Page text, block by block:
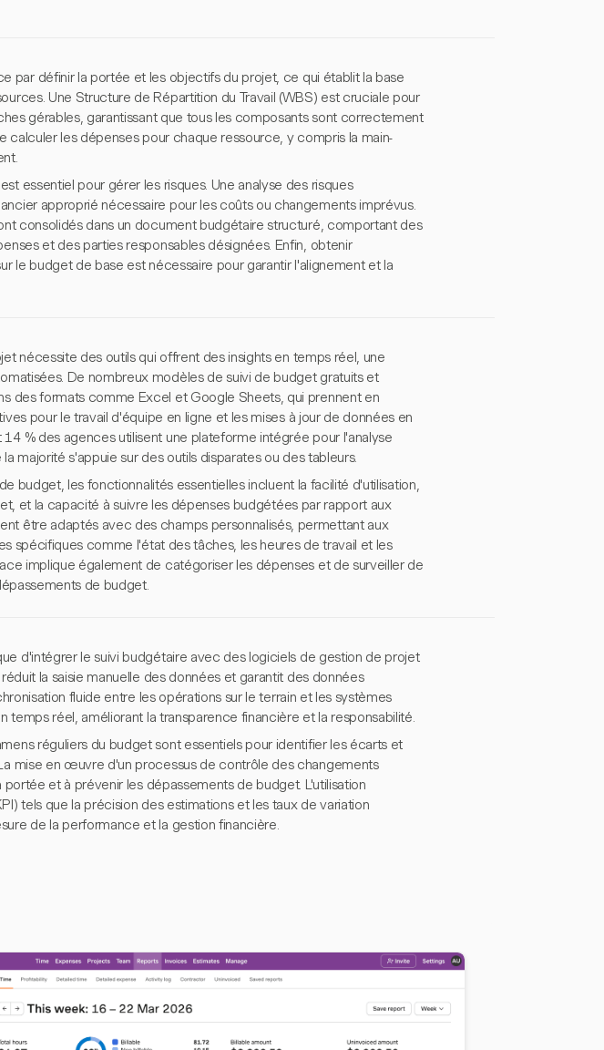
par définir la portée et les objectifs du projet, ce qui établit la base
Une Structure de Répartition du Travail (WBS) est cruciale pour
gérables, garantissant que tous les composants sont correctement
calculer les dépenses pour chaque ressource, y compris la main-
essentiel pour gérer les risques. Une analyse des risques
approprié nécessaire pour les coûts ou changements imprévus.
consolidés dans un document budgétaire structuré, comportant des
et des parties responsables désignées. Enfin, obtenir
le budget de base est nécessaire pour garantir l'alignement et la
nécessite des outils qui offrent des insights en temps réel, une
De nombreux modèles de suivi de budget gratuits et
des formats comme Excel et Google Sheets, qui prennent en
pour le travail d'équipe en ligne et les mises à jour de données en
% des agences utilisent une plateforme intégrée pour l'analyse
majorité s'appuie sur des outils disparates ou des tableurs.
budget, les fonctionnalités essentielles incluent la facilité d'utilisation,
et la capacité à suivre les dépenses budgétées par rapport aux
être adaptés avec des champs personnalisés, permettant aux
spécifiques comme l'état des tâches, les heures de travail et les
implique également de catégoriser les dépenses et de surveiller de
de budget.
d'intégrer le suivi budgétaire avec des logiciels de gestion de projet
la saisie manuelle des données et garantit des données
fluide entre les opérations sur le terrain et les systèmes
temps réel, améliorant la transparence financière et la responsabilité.
réguliers du budget sont essentiels pour identifier les écarts et
mise en œuvre d'un processus de contrôle des changements
et à prévenir les dépassements de budget. L'utilisation
tels que la précision des estimations et les taux de variation
de la performance et la gestion financière.